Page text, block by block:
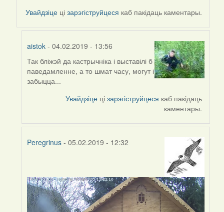
Увайдзіце цізарэгіструйцеся каб пакідаць каментары.
aistok- 04.02.2019 - 13:56
In
reply
to
Так бліжэй да кастрычніка і выставілі б
паведамленне, а то шмат часу, могут і
забыцца...
Увайдзіце цізарэгіструйцеся каб пакідаць
каментары.
Peregrinus- 05.02.2019 - 12:32
to
by
Peregrinus